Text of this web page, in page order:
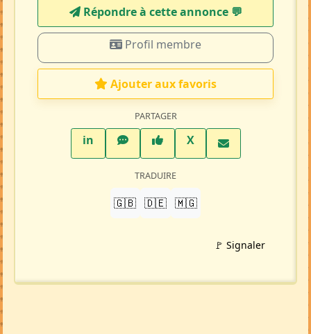
Répondre à cette annonce 💬​
Profil membre
Ajouter aux favoris
PARTAGER
inLinkedInWhatsAppFacebook
XTwitter X
TRADUIRE
🇬🇧 🇩🇪 🇲🇬
🚩 Signaler